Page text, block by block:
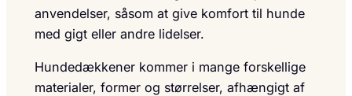
anvendelser, såsom at give komfort til hunde
med gigt eller andre lidelser.
Hundedækkener kommer i mange forskellige
materialer, former og størrelser, afhængigt af